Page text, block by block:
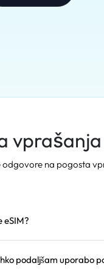
vprašanja
odgovore na pogosta
eSIM?
jo lahko uporabite
podaljšam uporabo